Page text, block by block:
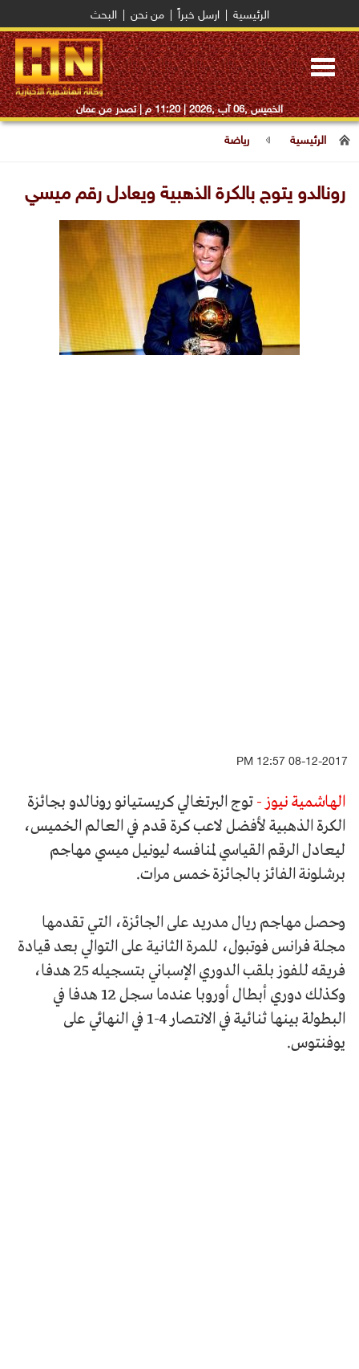
الرئيسية ارسل خبراً من نحن البحث
Toggle
navigation
الخميس ,06 آب ,2026 | 11:20 م | تصدر من عمان
الرئيسية رياضة
رونالدو يتوج بالكرة الذهبية ويعادل رقم ميسي
08-12-2017 12:57 PM
الهاشمية نيوز - توج البرتغالي كريستيانو رونالدو بجائزة
الكرة الذهبية لأفضل لاعب كرة قدم في العالم الخميس،
ليعادل الرقم القياسي لمنافسه ليونيل ميسي مهاجم
برشلونة الفائز بالجائزة خمس مرات.
وحصل مهاجم ريال مدريد على الجائزة، التي تقدمها
مجلة فرانس فوتبول، للمرة الثانية على التوالي بعد قيادة
فريقه للفوز بلقب الدوري الإسباني بتسجيله 25 هدفا،
وكذلك دوري أبطال أوروبا عندما سجل 12 هدفا في
البطولة بينها ثنائية في الانتصار 4-1 في النهائي على
يوفنتوس.